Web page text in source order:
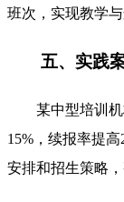
班次，实现教学
五、实践
某中型培训
15%，续报率提
安排和招生策略